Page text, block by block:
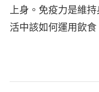
上身。免疫力是維
活中該如何運用飲